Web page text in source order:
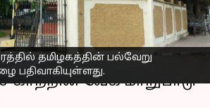
தமிழகத்தின் பல்வேறு
பதிவாகியுள்ளது.
Apr 11, 2023 05:46 pm
காற்றின் வேக மாறுபாடு